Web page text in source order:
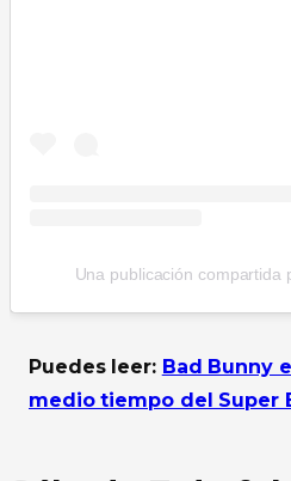
Una publicación compartida
Puedes leer: Bad Bunny
medio tiempo del Super